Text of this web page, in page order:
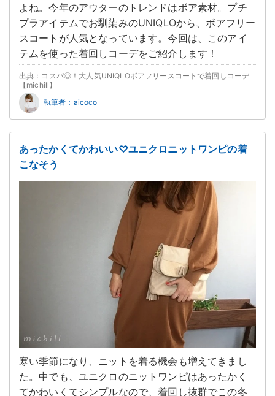
よね。今年のアウターのトレンドはボア素材。プチ
プラアイテムでお馴染みのUNIQLOから、ボアフリー
スコートが人気となっています。今回は、このアイ
テムを使った着回しコーデをご紹介します！
出典：コスパ◎！大人気UNIQLOボアフリースコートで着回しコーデ
【michill】
執筆者：aicoco
あったかくてかわいい♡ユニクロニットワンピの着
こなそう
寒い季節になり、ニットを着る機会も増えてきまし
た。中でも、ユニクロのニットワンピはあったかく
てかわいくてシンプルなので、着回し抜群でこの冬